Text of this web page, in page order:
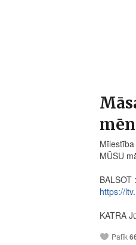
MŪSU
BALSOT :
https://
KATRA
Patīk